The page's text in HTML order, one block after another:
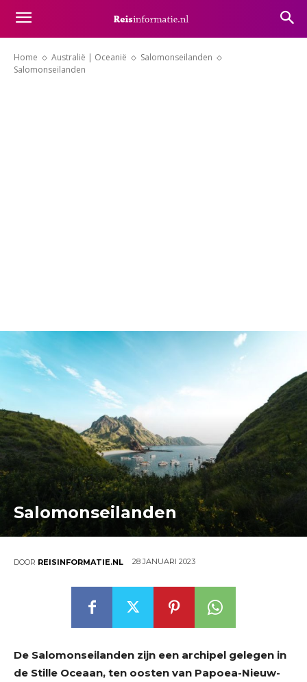
Home Australië | Oceanië
Salomonseilanden
Salomonseilanden
Salomonseilanden
DOOR REISINFORMATIE.NL 28 JANUARI 2023
De Salomonseilanden zijn een archipel gelegen in
de Stille Oceaan, ten oosten van Papoea-Nieuw-